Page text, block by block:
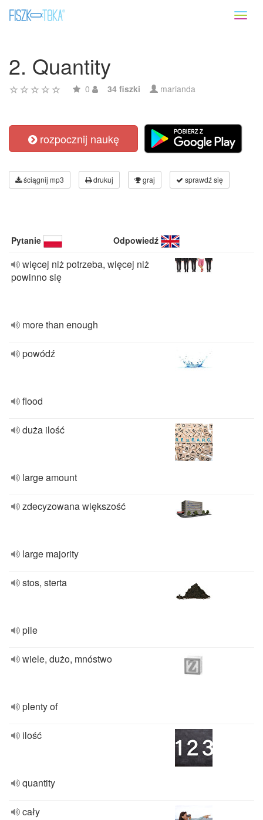
2. Quantity
0 34 fiszki marianda
rozpocznij naukę
ściągnij mp3 drukuj graj sprawdź się
Pytanie Odpowiedź
więcej niż potrzeba, więcej niż
powinno się
more than enough
powódź
flood
duża ilość
large amount
zdecyzowana większość
large majority
stos, sterta
pile
wiele, dużo, mnóstwo
plenty of
ilość
quantity
cały